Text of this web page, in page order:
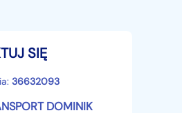
SIĘ
36632093
DOMINIK